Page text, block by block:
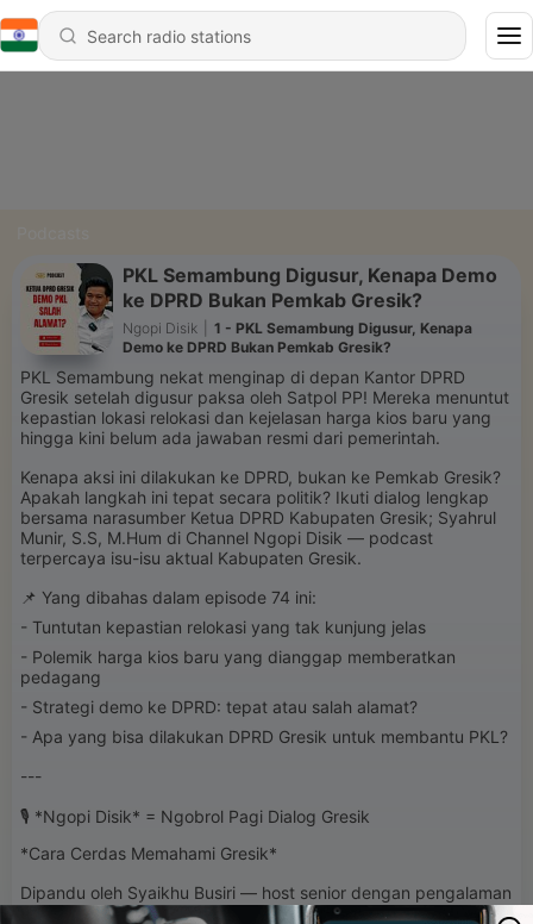
PKL Semambung Digusur, Kenapa Demo
ke DPRD Bukan Pemkab Gresik?
Ngopi Disik
1 - PKL Semambung Digusur, Kenapa
Demo ke DPRD Bukan Pemkab Gresik?
PKL Semambung nekat menginap di depan Kantor DPRD
Gresik setelah digusur paksa oleh Satpol PP! Mereka menuntut
kepastian lokasi relokasi dan kejelasan harga kios baru yang
hingga kini belum ada jawaban resmi dari pemerintah.
Kenapa aksi ini dilakukan ke DPRD, bukan ke Pemkab Gresik?
Apakah langkah ini tepat secara politik? Ikuti dialog lengkap
bersama narasumber Ketua DPRD Kabupaten Gresik; Syahrul
Munir, S.S, M.Hum di Channel Ngopi Disik — podcast
terpercaya isu-isu aktual Kabupaten Gresik.
📌 Yang dibahas dalam episode 74 ini:
- Tuntutan kepastian relokasi yang tak kunjung jelas
- Polemik harga kios baru yang dianggap memberatkan
pedagang
- Strategi demo ke DPRD: tepat atau salah alamat?
- Apa yang bisa dilakukan DPRD Gresik untuk membantu PKL?
---
🎙️ *Ngopi Disik* = Ngobrol Pagi Dialog Gresik
*Cara Cerdas Memahami Gresik*
Dipandu oleh Syaikhu Busiri — host senior dengan pengalaman
dialog publik bertahun-tahun.